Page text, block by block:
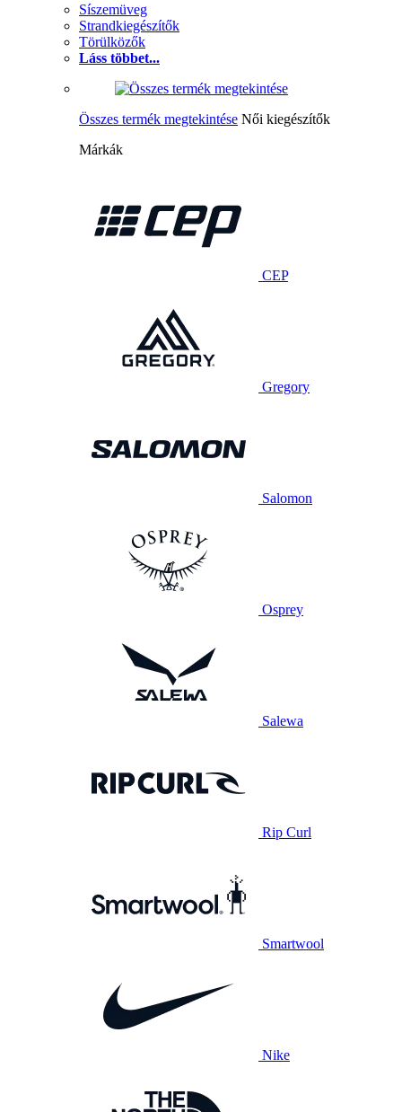
Síszemüveg
Strandkiegészítők
Törülközők
Láss többet...
Összes termék megtekintése Női kiegészítők
Márkák
CEP
Gregory
Salomon
Osprey
Salewa
Rip Curl
Smartwool
Nike